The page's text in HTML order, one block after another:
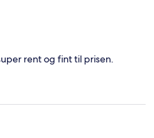
rent og fint til prisen.